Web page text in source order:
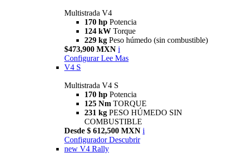
Multistrada V4
170 hp Potencia
124 kW Torque
229 kg Peso húmedo (sin combustible)
$473,900 MXN i
Configurar Lee Mas
V4 S
Multistrada V4 S
170 hp Potencia
125 Nm TORQUE
231 kg PESO HÚMEDO SIN
COMBUSTIBLE
Desde $ 612,500 MXN i
Configurador Descubrir
new V4 Rally